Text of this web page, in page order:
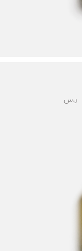
ر.س